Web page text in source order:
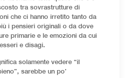
tra sovrastrutture di
che ci hanno irretito tanto da
i pensieri originali o da dove
primarie e le emozioni da cui
e disagi.
solamente vedere “il
sarebbe un po’